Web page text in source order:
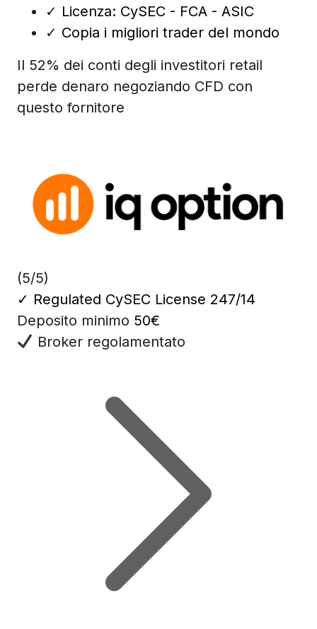
✓ Licenza: CySEC - FCA - ASIC
✓ Copia i migliori trader del mondo
Il 52% dei conti degli investitori retail
perde denaro negoziando CFD con
questo fornitore
(5/5)
✓ Regulated CySEC License 247/14
Deposito minimo 50€
Broker regolamentato